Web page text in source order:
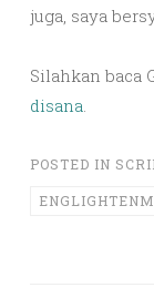
juga, saya
Silahkan baca
disana.
POSTED IN